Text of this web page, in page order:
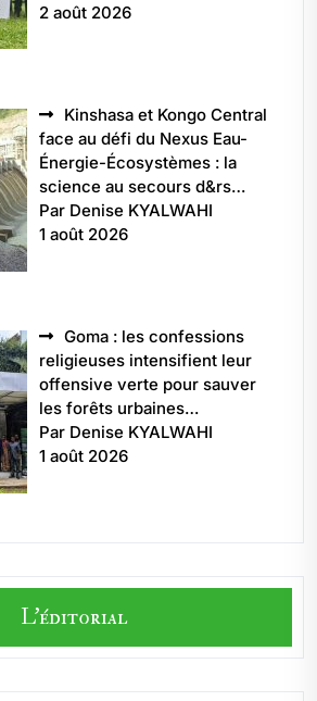
2 août 2026
Kinshasa et Kongo Central
face au défi du Nexus Eau-
Énergie-Écosystèmes : la
science au secours d&rs…
Par Denise KYALWAHI
1 août 2026
Goma : les confessions
religieuses intensifient leur
offensive verte pour sauver
les forêts urbaines…
Par Denise KYALWAHI
1 août 2026
L'éditorial